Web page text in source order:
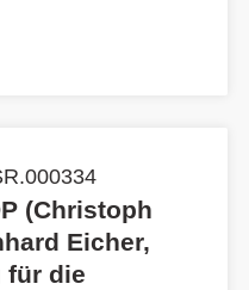
(Christoph
Eicher,
für die